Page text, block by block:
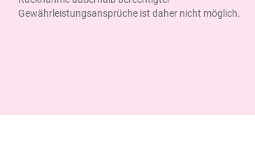
Gewährleistungsansprüche ist daher nicht möglich.